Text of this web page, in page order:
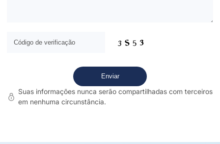
Suas informações nunca serão compartilhadas com terceiros
em nenhuma circunstância.